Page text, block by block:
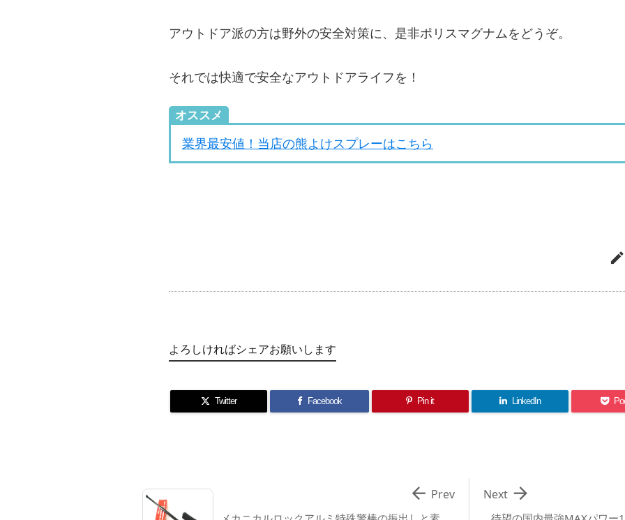
アウトドア派の方は野外の安全対策に、是非ポリスマグナムをどうぞ。
それでは快適で安全なアウトドアライフを！
オススメ
業界最安値！当店の熊よけスプレーはこちら

よろしければシェアお願いします
Twitter Facebook Pin it LinkedIn

Next
 Prev